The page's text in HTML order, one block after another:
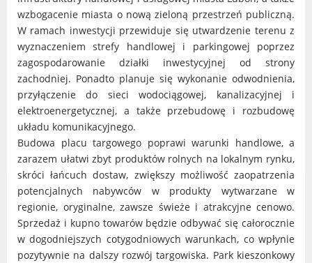
wzbogacenie miasta o nową zieloną przestrzeń publiczną.
W ramach inwestycji przewiduje się utwardzenie terenu z
wyznaczeniem strefy handlowej i parkingowej poprzez
zagospodarowanie działki inwestycyjnej od strony
zachodniej. Ponadto planuje się wykonanie odwodnienia,
przyłączenie do sieci wodociągowej, kanalizacyjnej i
elektroenergetycznej, a także przebudowę i rozbudowę
układu komunikacyjnego.
Budowa placu targowego poprawi warunki handlowe, a
zarazem ułatwi zbyt produktów rolnych na lokalnym rynku,
skróci łańcuch dostaw, zwiększy możliwość zaopatrzenia
potencjalnych nabywców w produkty wytwarzane w
regionie, oryginalne, zawsze świeże i atrakcyjne cenowo.
Sprzedaż i kupno towarów będzie odbywać się całorocznie
w dogodniejszych cotygodniowych warunkach, co wpłynie
pozytywnie na dalszy rozwój targowiska. Park kieszonkowy